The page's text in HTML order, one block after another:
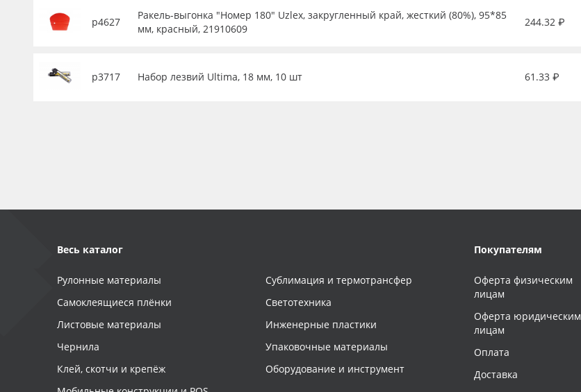
р4627
Ракель-выгонка "Номер 180" Uzlex, закругленный край, жесткий (80%), 95*85
мм, красный, 21910609
244.32 ₽
р3717 Набор лезвий Ultima, 18 мм, 10 шт 61.33 ₽
Весь каталог
Рулонные материалы
Самоклеящиеся плёнки
Листовые материалы
Чернила
Клей, скотчи и крепёж
Сублимация и термотрансфер
Светотехника
Инженерные пластики
Упаковочные материалы
Оборудование и инструмент
Покупателям
Оферта физическим
лицам
Оферта юридическим
лицам
Оплата
Доставка